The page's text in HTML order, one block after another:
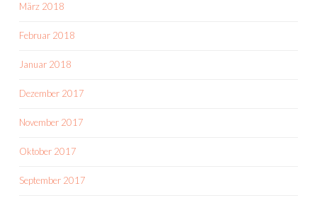
März 2018
Februar 2018
Januar 2018
Dezember 2017
November 2017
Oktober 2017
September 2017